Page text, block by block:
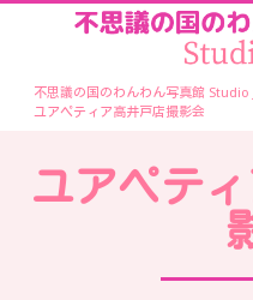
不思議の国のわんわん写真館 Studio
ユアペティア高井戸店撮影会
ユアペテ